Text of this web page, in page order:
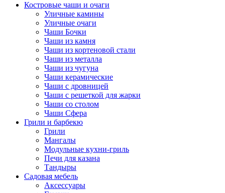
Костровые чаши и очаги
Уличные камины
Уличные очаги
Чаши Бочки
Чаши из камня
Чаши из кортеновой стали
Чаши из металла
Чаши из чугуна
Чаши керамические
Чаши с дровницей
Чаши с решеткой для жарки
Чаши со столом
Чаши Сфера
Грили и барбекю
Грили
Мангалы
Модульные кухни-гриль
Печи для казана
Тандыры
Садовая мебель
Аксессуары